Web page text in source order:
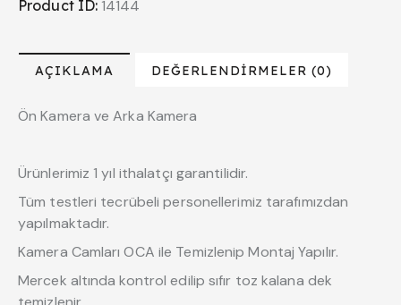
Product ID: 14144
AÇIKLAMA DEĞERLENDIRMELER (0)
Ön Kamera ve Arka Kamera
Ürünlerimiz 1 yıl ithalatçı garantilidir.
Tüm testleri tecrübeli personellerimiz tarafımızdan
yapılmaktadır.
Kamera Camları OCA ile Temizlenip Montaj Yapılır.
Mercek altında kontrol edilip sıfır toz kalana dek